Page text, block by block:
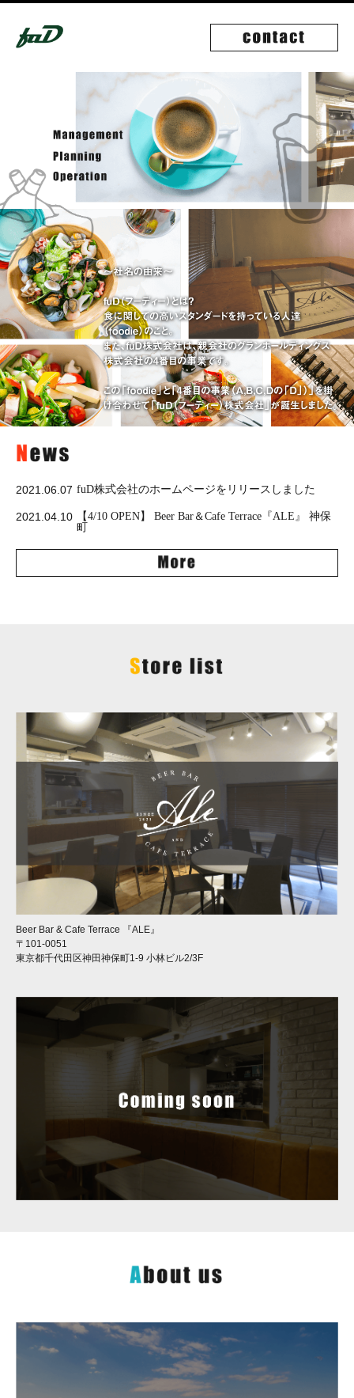
2021.06.07 fuD株式会社のホームページをリリースしました
2021.04.10
【4/10 OPEN】 Beer Bar＆Cafe Terrace『ALE』 神保
町
Beer Bar & Cafe Terrace 『ALE』
〒101-0051
東京都千代田区神田神保町1-9 小林ビル2/3F